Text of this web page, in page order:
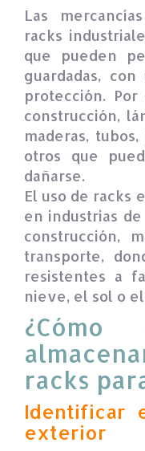
Las
racks
que pueden
guardadas,
protección.
construcción,
maderas,
otros que
dañarse.
El uso de racks
en industrias
construcción,
transporte,
resistentes a
nieve, el sol o
racks
Identificar
exterior